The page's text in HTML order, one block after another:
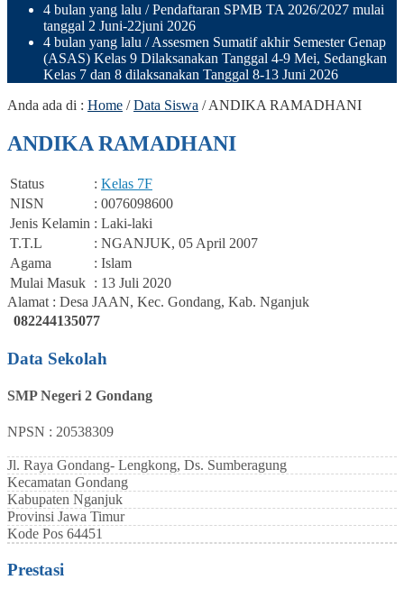
4 bulan yang lalu / Pendaftaran SPMB TA 2026/2027 mulai
tanggal 2 Juni-22juni 2026
4 bulan yang lalu / Assesmen Sumatif akhir Semester Genap
(ASAS) Kelas 9 Dilaksanakan Tanggal 4-9 Mei, Sedangkan
Kelas 7 dan 8 dilaksanakan Tanggal 8-13 Juni 2026
Anda ada di : Home /Data Siswa /ANDIKA RAMADHANI
ANDIKA RAMADHANI
Status : Kelas 7F
NISN
: 0076098600
Jenis Kelamin : Laki-laki
T.T.L
: NGANJUK, 05 April 2007
Agama
: Islam
Mulai Masuk : 13 Juli 2020
Alamat : Desa JAAN, Kec. Gondang, Kab. Nganjuk
082244135077
Data Sekolah
SMP Negeri 2 Gondang
NPSN : 20538309
Jl. Raya Gondang- Lengkong, Ds. Sumberagung
Kecamatan Gondang
Kabupaten Nganjuk
Provinsi Jawa Timur
Kode Pos 64451
Prestasi